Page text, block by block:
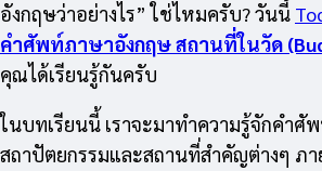
อังกฤษว่าอย่างไร” ใช่ไหมครับ? วันนี้
คำศัพท์ภาษาอังกฤษ สถานที่ในวัด
คุณได้เรียนรู้กันครับ
ในบทเรียนนี้ เราจะมาทำความรู้จักคำศั
สถาปัตยกรรมและสถานที่สำคัญต่างๆ ภ